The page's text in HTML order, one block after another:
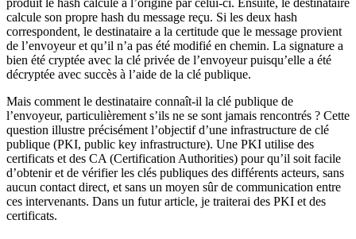
calcule son propre hash du message reçu. Si les deux hash
correspondent, le destinataire a la certitude que le message provient
de l’envoyeur et qu’il n’a pas été modifié en chemin. La signature a
bien été cryptée avec la clé privée de l’envoyeur puisqu’elle a été
décryptée avec succès à l’aide de la clé publique.
Mais comment le destinataire connaît-il la clé publique de
l’envoyeur, particulièrement s’ils ne se sont jamais rencontrés ? Cette
question illustre précisément l’objectif d’une infrastructure de clé
publique (PKI, public key infrastructure). Une PKI utilise des
certificats et des CA (Certification Authorities) pour qu’il soit facile
d’obtenir et de vérifier les clés publiques des différents acteurs, sans
aucun contact direct, et sans un moyen sûr de communication entre
ces intervenants. Dans un futur article, je traiterai des PKI et des
certificats.